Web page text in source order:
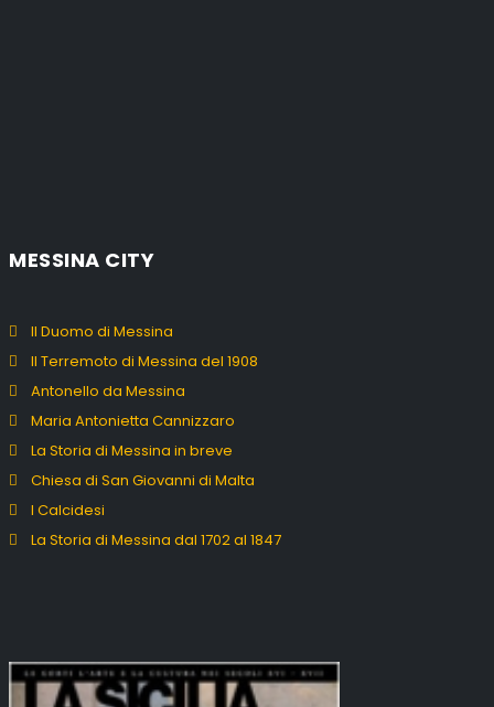
MESSINA CITY
Il Duomo di Messina
Il Terremoto di Messina del 1908
Antonello da Messina
Maria Antonietta Cannizzaro
La Storia di Messina in breve
Chiesa di San Giovanni di Malta
I Calcidesi
La Storia di Messina dal 1702 al 1847